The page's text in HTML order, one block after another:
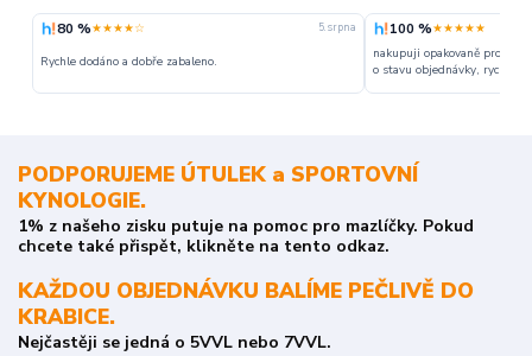
80 %★★★★☆ 5. srpna
Rychle dodáno a dobře zabaleno.
100 %★★★★★
nakupuji opakovaně pro
o stavu objednávky, rychlost
PODPORUJEME ÚTULEK a SPORTOVNÍ
KYNOLOGIE.
1% z našeho zisku putuje na pomoc pro mazlíčky. Pokud
chcete také přispět, klikněte na tento odkaz.
KAŽDOU OBJEDNÁVKU BALÍME PEČLIVĚ DO
KRABICE.
Nejčastěji se jedná o 5VVL nebo 7VVL.